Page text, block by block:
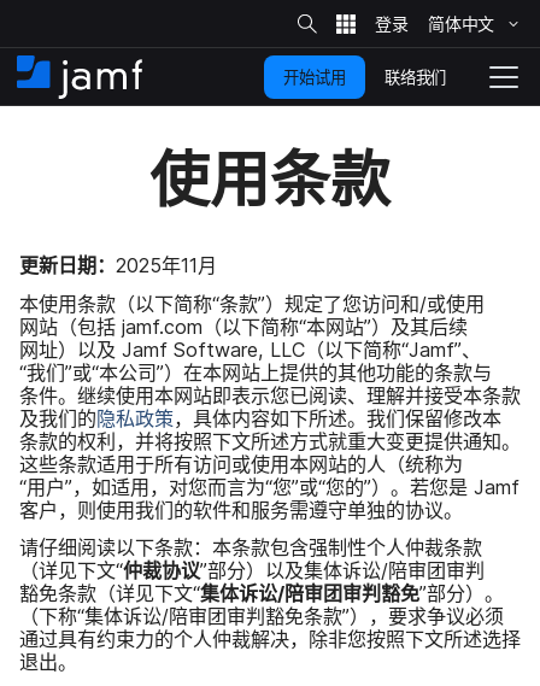
​
至
​
站
​内
​搜
索
简体​中文
首
​
拨
动
开始试用 联络我们
使用​条款
更新​日期： 2025年11月
本​使用​条款​（以下简称​“条款”）​规定​了​您​访问​和​/或​使用​
网站​（包括 jamf.com （以下简称​“本​网站”）​及​其​后续​
网址）​以及 Jamf Software, LLC （以下简称​“Jamf”、​
“我们”​或​“本​公司”）​在​本​网站​上​提供​的​其他​功能​的​条款​与​
条件。​继续​使用本​网站​即​表示​您​已​阅读、​理解​并​接受​本​条款​
及​我们​的隐私​政策，​具体​内容​如下​所述。​我们​保留​修改本​
条款​的​权利，​并​将​按照​下文​所​述​方式​就​重大​变​更​提供​通知。​
这些​条款​适用于​所有​访问​或​使用​本​网站​的​人​（统称为​
“用户”，​如​适用，​对​您​而​言为​“您”​或​“您​的”）。​若您​是 Jamf
客户，​则​使用​我们​的​软件​和​服务​需遵守​单独​的​协议。
请​仔细​阅读​以下​条款：​本​条款​包含​强制性​个​人​仲裁​条款​
（详见​下文​“仲裁​协议”​部分）​以及​集体​诉讼​/陪​审团​审判​
豁免​条款​（详见​下文​“集体​诉讼​/陪​审团​审判​豁免”​部分）。​
（下称​“集体​诉讼​/陪​审团​审判​豁免​条款”），​要求​争议​必须​
通过​具有​约​束力​的​个人​仲裁​解决，​除非​您​按照​下文​所​述选择​
退出。